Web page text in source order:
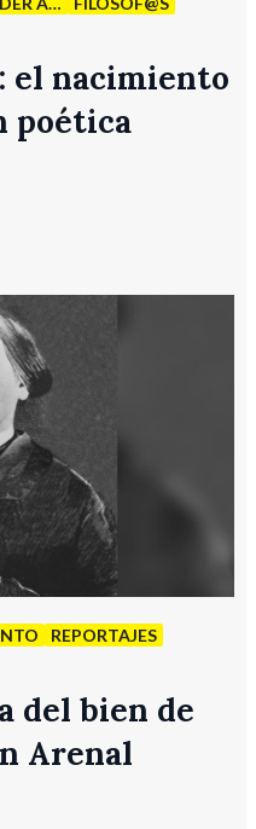
el nacimiento
poética
REPORTAJES
del bien de
Arenal